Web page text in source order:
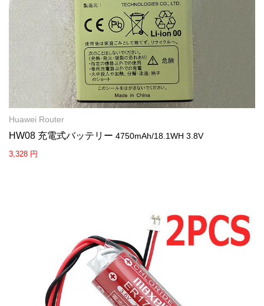
Huawei Router
HW08 充電式バッテリー 4750mAh/18.1WH 3.8V
3,328 円